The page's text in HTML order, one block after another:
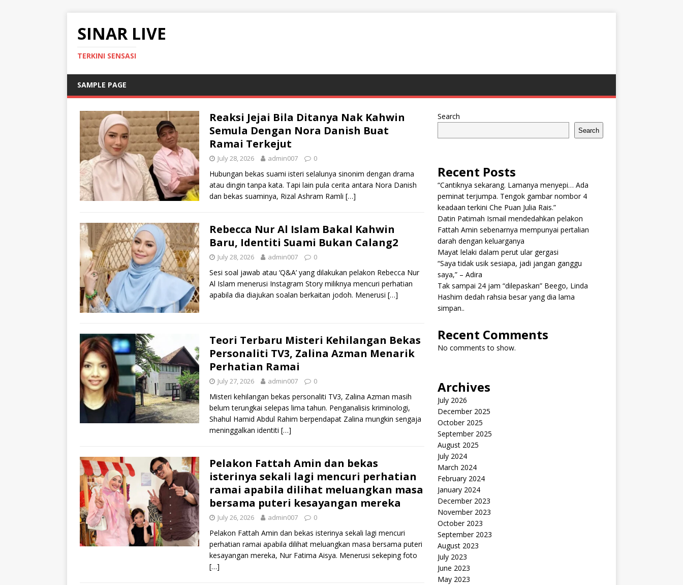
SINAR LIVE
TERKINI SENSASI
SAMPLE PAGE
Reaksi Jejai Bila Ditanya Nak Kahwin
Semula Dengan Nora Danish Buat
Ramai Terkejut
July 28, 2026 admin007 0
Hubungan bekas suami isteri selalunya sinonim dengan drama
atau dingin tanpa kata. Tapi lain pula cerita antara Nora Danish
dan bekas suaminya, Rizal Ashram Ramli […]
Rebecca Nur Al Islam Bakal Kahwin
Baru, Identiti Suami Bukan Calang2
July 28, 2026 admin007 0
Sesi soal jawab atau ‘Q&A’ yang dilakukan pelakon Rebecca Nur
Al Islam menerusi Instagram Story miliknya mencuri perhatian
apabila dia diajukan soalan berkaitan jodoh. Menerusi […]
Teori Terbaru Misteri Kehilangan Bekas
Personaliti TV3, Zalina Azman Menarik
Perhatian Ramai
July 27, 2026 admin007 0
Misteri kehilangan bekas personaliti TV3, Zalina Azman masih
belum terungkai selepas lima tahun. Penganalisis kriminologi,
Shahul Hamid Abdul Rahim berpendapat Zalina mungkin sengaja
meninggalkan identiti […]
Pelakon Fattah Amin dan bekas
isterinya sekali lagi mencuri perhatian
ramai apabila dilihat meluangkan masa
bersama puteri kesayangan mereka
July 26, 2026 admin007 0
Pelakon Fattah Amin dan bekas isterinya sekali lagi mencuri
perhatian ramai apabila dilihat meluangkan masa bersama puteri
kesayangan mereka, Nur Fatima Aisya. Menerusi sekeping foto
[…]
Search
Search
Recent Posts
“Cantiknya sekarang. Lamanya menyepi… Ada
peminat terjumpa. Tengok gambar nombor 4
keadaan terkini Che Puan Julia Rais.”
Datin Patimah Ismail mendedahkan pelakon
Fattah Amin sebenarnya mempunyai pertalian
darah dengan keluarganya
Mayat lelaki dalam perut ular gergasi
“Saya tidak usik sesiapa, jadi jangan ganggu
saya,” – Adira
Tak sampai 24 jam “dilepaskan” Beego, Linda
Hashim dedah rahsia besar yang dia lama
simpan..
Recent Comments
No comments to show.
Archives
July 2026
December 2025
October 2025
September 2025
August 2025
July 2024
March 2024
February 2024
January 2024
December 2023
November 2023
October 2023
September 2023
August 2023
July 2023
June 2023
May 2023